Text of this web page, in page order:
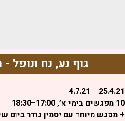
גוף נע, נח
25.4.21 – 4.7.21
10 מפגשים בימי א’, 17:00–18:30
+ מפגש מיוחד עם יסמין גודר ביום